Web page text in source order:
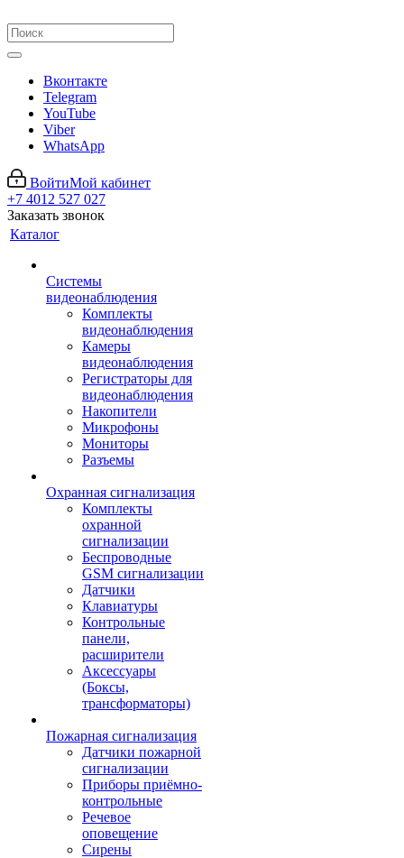
Вконтакте
Telegram
YouTube
Viber
WhatsApp
ВойтиМой кабинет
+7 4012 527 027
Заказать звонок
Каталог
Системы
видеонаблюдения
Комплекты
видеонаблюдения
Камеры
видеонаблюдения
Регистраторы для
видеонаблюдения
Накопители
Микрофоны
Мониторы
Разъемы
Охранная сигнализация
Комплекты
охранной
сигнализации
Беспроводные
GSM сигнализации
Датчики
Клавиатуры
Контрольные
панели,
расширители
Аксессуары
(Боксы,
трансформаторы)
Пожарная сигнализация
Датчики пожарной
сигнализации
Приборы приёмно-
контрольные
Речевое
оповещение
Сирены